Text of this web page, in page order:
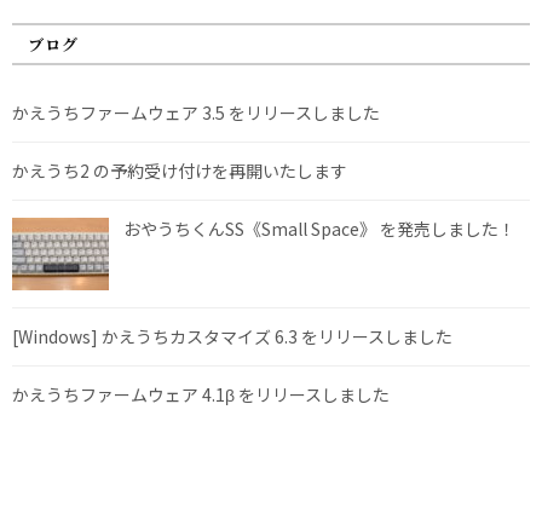
ブログ
かえうちファームウェア 3.5 をリリースしました
かえうち2 の予約受け付けを再開いたします
おやうちくんSS《Small Space》 を発売しました！
[Windows] かえうちカスタマイズ 6.3 をリリースしました
かえうちファームウェア 4.1β をリリースしました